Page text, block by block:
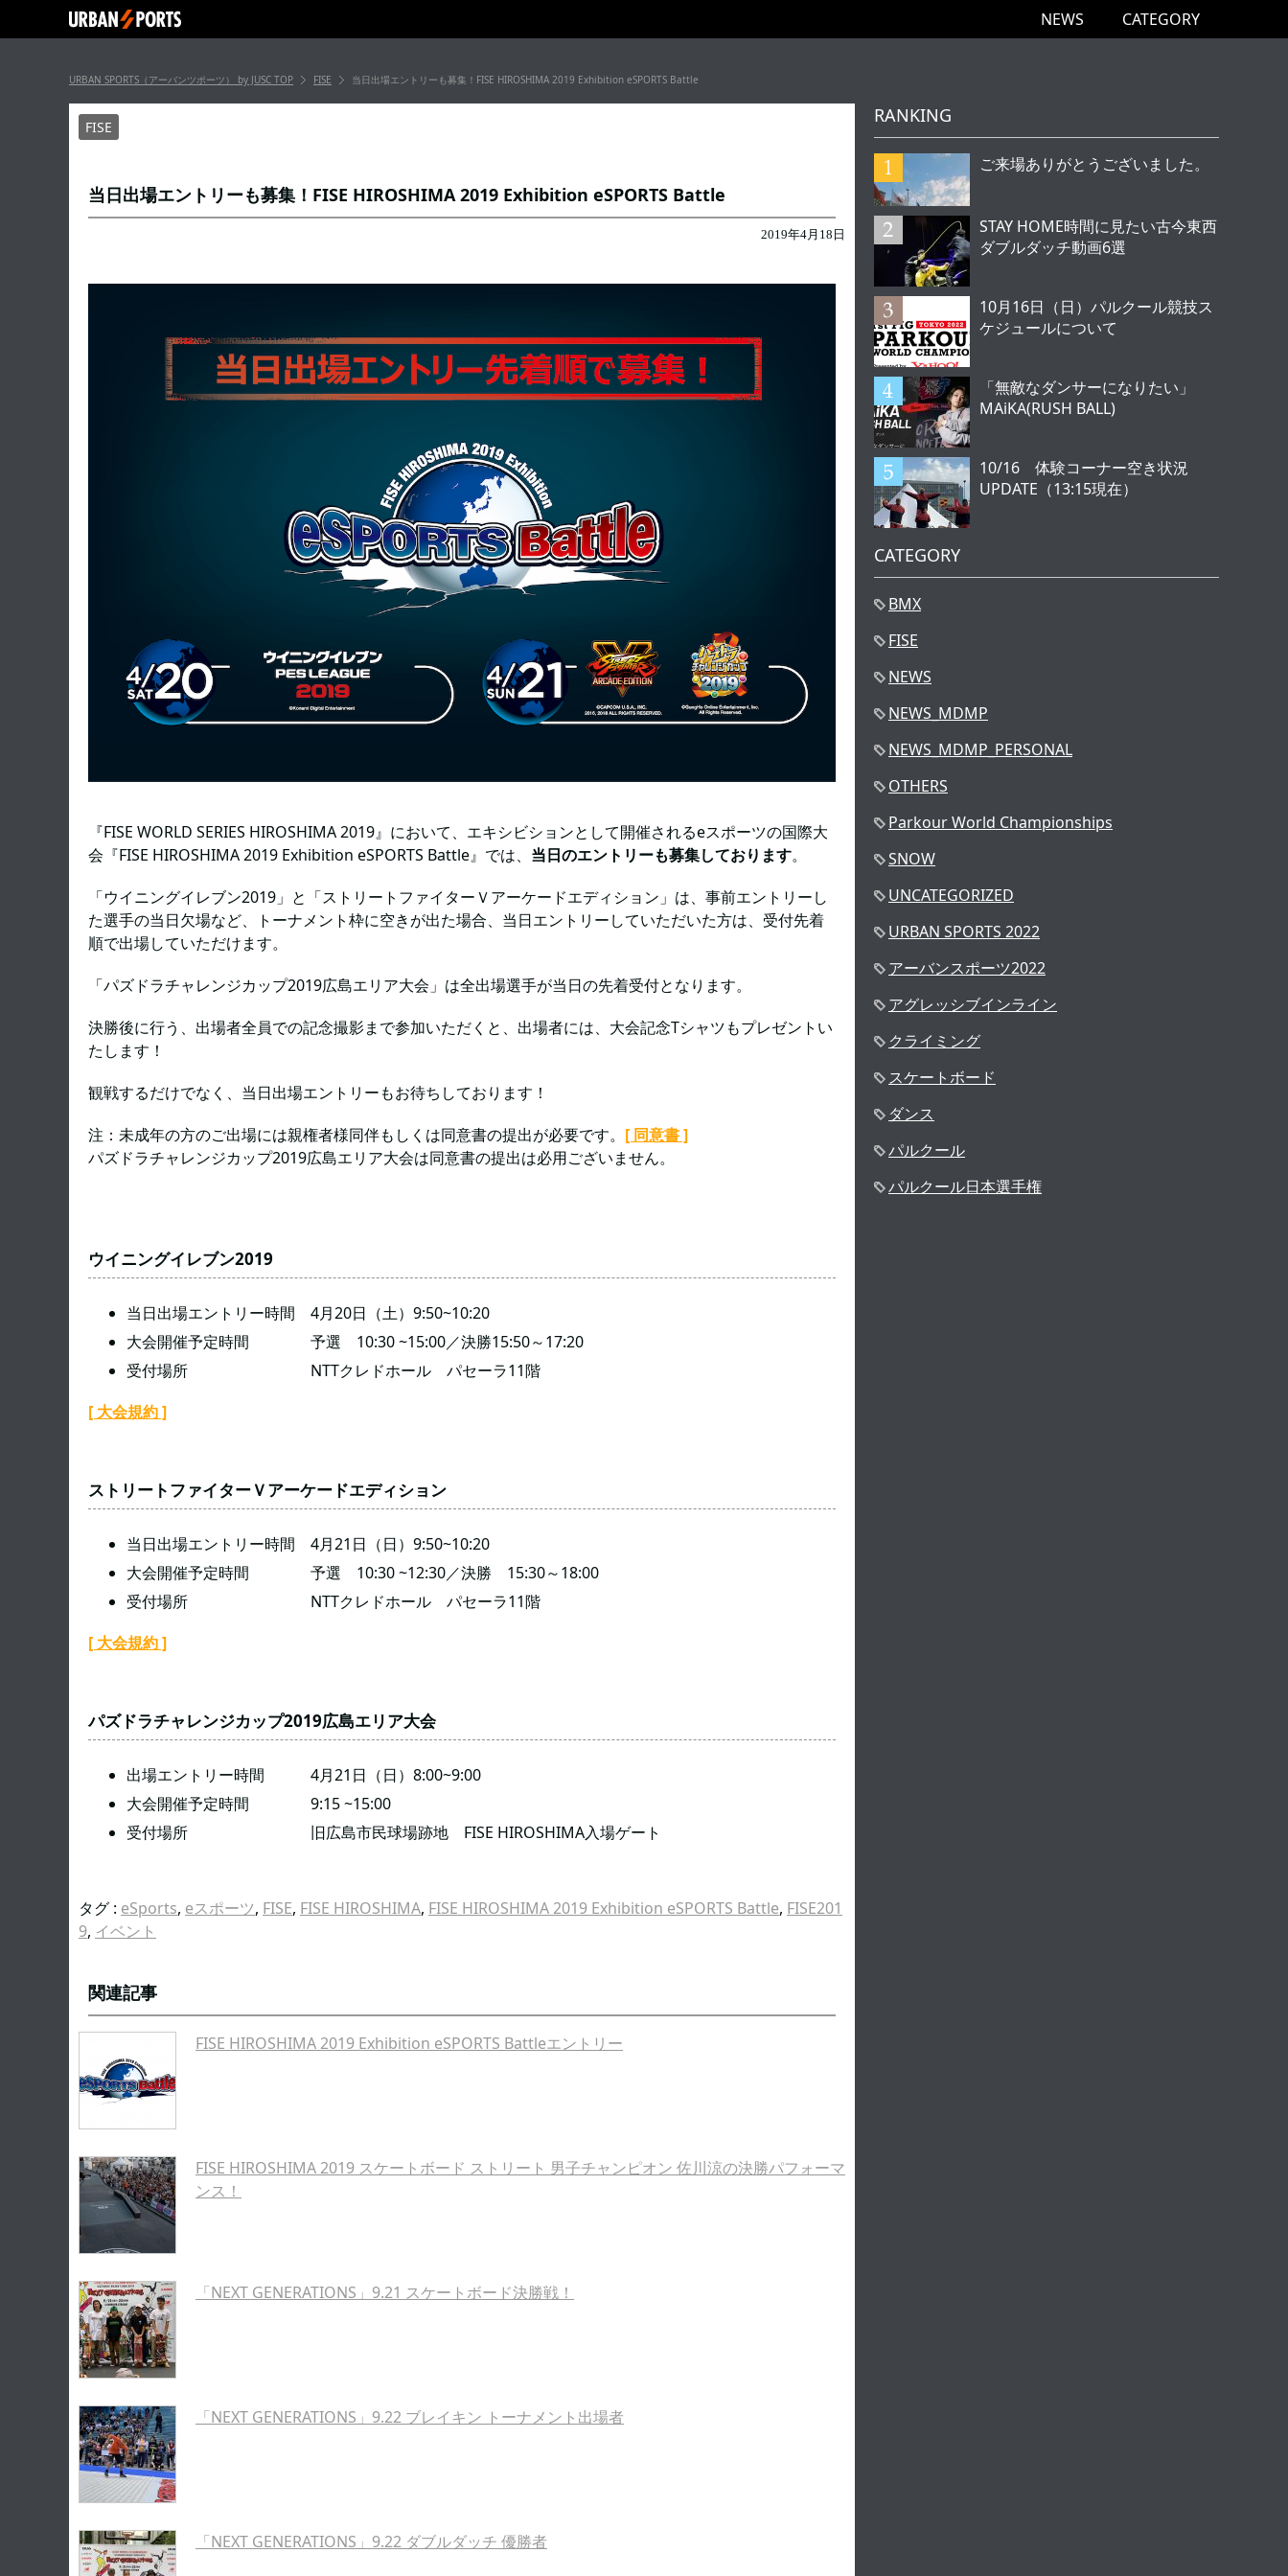
NEWS CATEGORY
URBAN SPORTS（アーバンツポーツ） by JUSC TOP FISE 当日出場エントリーも募集！FISE HIROSHIMA 2019 Exhibition eSPORTS Battle
FISE
当日出場エントリーも募集！FISE HIROSHIMA 2019 Exhibition eSPORTS Battle
2019年4月18日
『FISE WORLD SERIES HIROSHIMA 2019』において、エキシビションとして開催されるeスポーツの国際大
会『FISE HIROSHIMA 2019 Exhibition eSPORTS Battle』では、 当日のエントリーも募集しております。
「ウイニングイレブン2019」と「ストリートファイターＶアーケードエディション」は、事前エントリーし
た選手の当日欠場など、トーナメント枠に空きが出た場合、当日エントリーしていただいた方は、受付先着
順で出場していただけます。
「パズドラチャレンジカップ2019広島エリア大会」は全出場選手が当日の先着受付となります。
決勝後に行う、出場者全員での記念撮影まで参加いただくと、出場者には、大会記念Tシャツもプレゼントい
たします！
観戦するだけでなく、当日出場エントリーもお待ちしております！
注：未成年の方のご出場には親権者様同伴もしくは同意書の提出が必要です。 [ 同意書 ]
パズドラチャレンジカップ2019広島エリア大会は同意書の提出は必用ございません。
ウイニングイレブン2019
当日出場エントリー時間 4月20日（土）9:50~10:20
大会開催予定時間 予選 10:30 ~15:00／決勝15:50～17:20
受付場所 NTTクレドホール パセーラ11階
[ 大会規約 ]
ストリートファイターＶアーケードエディション
当日出場エントリー時間 4月21日（日）9:50~10:20
大会開催予定時間 予選 10:30 ~12:30／決勝 15:30～18:00
受付場所 NTTクレドホール パセーラ11階
[ 大会規約 ]
パズドラチャレンジカップ2019広島エリア大会
出場エントリー時間 4月21日（日）8:00~9:00
大会開催予定時間 9:15 ~15:00
受付場所 旧広島市民球場跡地 FISE HIROSHIMA入場ゲート
タグ : eSports, eスポーツ, FISE, FISE HIROSHIMA, FISE HIROSHIMA 2019 Exhibition eSPORTS Battle, FISE201
9, イベント
関連記事
FISE HIROSHIMA 2019 Exhibition eSPORTS Battleエントリー
FISE HIROSHIMA 2019 スケートボード ストリート 男子チャンピオン 佐川涼の決勝パフォーマ
ンス！
「NEXT GENERATIONS」9.21 スケートボード決勝戦！
「NEXT GENERATIONS」9.22 ブレイキン トーナメント出場者
「NEXT GENERATIONS」9.22 ダブルダッチ 優勝者
RANKING
ご来場ありがとうございました。
STAY HOME時間に見たい古今東西
ダブルダッチ動画6選
10月16日（日）パルクール競技ス
ケジュールについて
「無敵なダンサーになりたい」
MAiKA(RUSH BALL)
10/16 体験コーナー空き状況
UPDATE（13:15現在）
CATEGORY
BMX
FISE
NEWS
NEWS_MDMP
NEWS_MDMP_PERSONAL
OTHERS
Parkour World Championships
SNOW
UNCATEGORIZED
URBAN SPORTS 2022
アーバンスポーツ2022
アグレッシブインライン
クライミング
スケートボード
ダンス
パルクール
パルクール日本選手権